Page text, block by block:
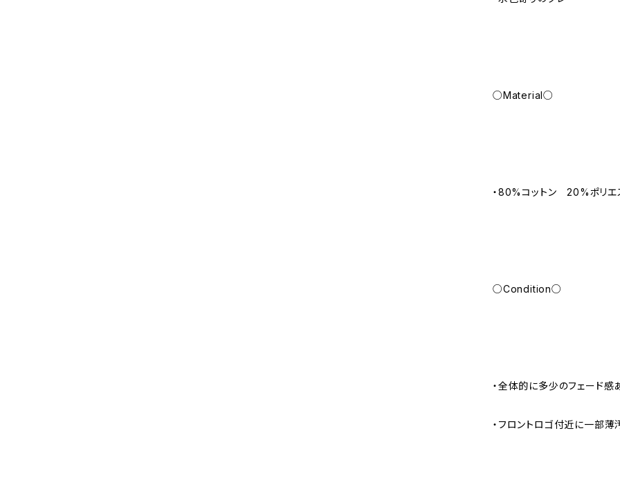
○Material○
・80%コットン 20%ポリエ
○Condition○
・全体的に多少のフェード感
・フロントロゴ付近に一部薄